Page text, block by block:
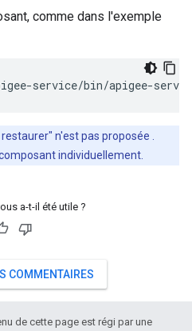
comme dans l'exemple
service/bin/apigee-
n'est pas proposée .
individuellement.
a-t-il été utile ?
COMMENTAIRES
de cette page est régi par une